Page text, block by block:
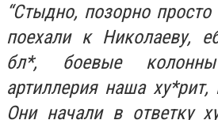
“Стыдно, позорно
поехали к Николаеву,
бл*, боевые колонны
артиллерия наша
Они начали в ответку